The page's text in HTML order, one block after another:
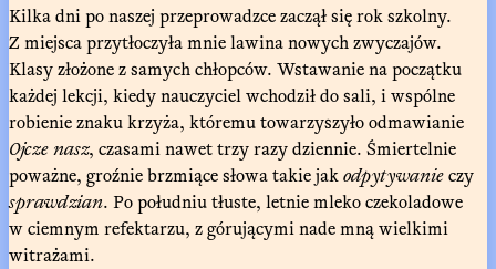
Kilka dni po naszej przeprowadzce zaczął się rok szkolny.
Z miejsca przytłoczyła mnie lawina nowych zwyczajów.
Klasy złożone z samych chłopców. Wstawanie na początku
każdej lekcji, kiedy nauczyciel wchodził do sali, i wspólne
robienie znaku krzyża, któremu towarzyszyło odmawianie
Ojcze nasz, czasami nawet trzy razy dziennie. Śmiertelnie
poważne, groźnie brzmiące słowa takie jakodpytywanieczy
sprawdzian. Po południu tłuste, letnie mleko czekoladowe
w ciemnym refektarzu, z górującymi nade mną wielkimi
witrażami.